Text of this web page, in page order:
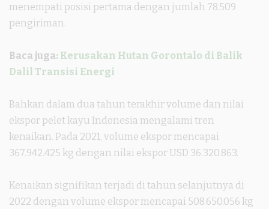
menempati posisi pertama dengan jumlah 78.509
pengiriman.
Baca juga: Kerusakan Hutan Gorontalo di Balik
Dalil Transisi Energi
Bahkan dalam dua tahun terakhir volume dan nilai
ekspor pelet kayu Indonesia mengalami tren
kenaikan. Pada 2021, volume ekspor mencapai
367.942.425 kg dengan nilai ekspor USD 36.320.863.
Kenaikan signifikan terjadi di tahun selanjutnya di
2022 dengan volume ekspor mencapai 508.650.056 kg